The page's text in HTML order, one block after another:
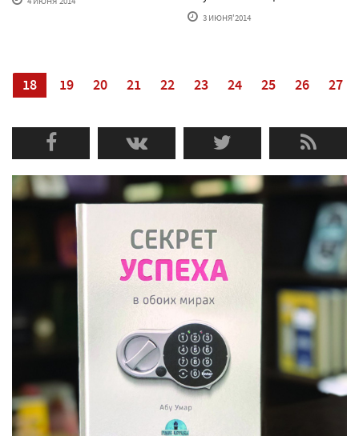
3 ИЮНЯ'2014
18 19 20 21 22 23 24 25 26 27